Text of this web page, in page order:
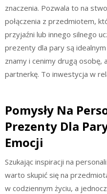
znaczenia. Pozwala to na
połączenia z przedmiotem,
przyjaźni lub innego silnego
prezenty dla pary są
znamy i cenimy drugą osobę,
partnerkę. To inwestycja w
Pomysły Na
Prezenty Dla
Emocji
Szukając inspiracji na
warto skupić się na
w codziennym życiu, a